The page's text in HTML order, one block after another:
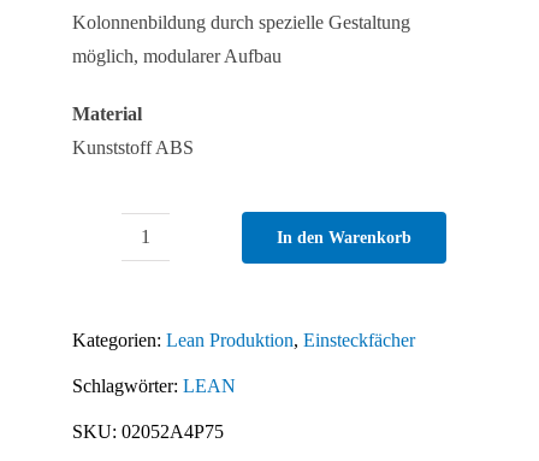
Kolonnenbildung durch spezielle Gestaltung
möglich, modularer Aufbau
Material
Kunststoff ABS
hoch
-
10
In den Warenkorb
Kategorien: Lean Produktion, Einsteckfächer
Schlagwörter: LEAN
SKU: 02052A4P75